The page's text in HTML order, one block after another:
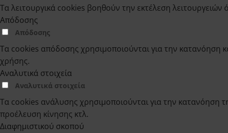
Τα λειτουργικά cookies βοηθούν την εκτέλεση
Απόδοσης
Απόδοσης
Τα cookies απόδοσης χρησιμοποιούνται για την κατανόηση
χρήσης.
Αναλυτικά στοιχεία
Αναλυτικά στοιχεία
Τα cookies ανάλυσης χρησιμοποιούνται για την κατανόηση
προέλευση κίνησης κτλ.
Διαφημιστικού σκοπού